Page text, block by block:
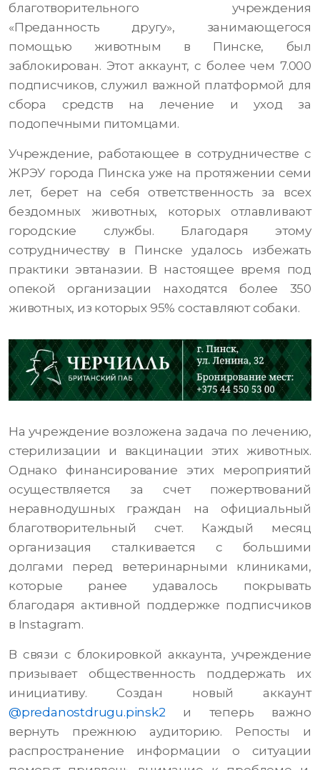
благотворительного учреждения
«Преданность другу», занимающегося
помощью животным в Пинске, был
заблокирован. Этот аккаунт, с более чем 7.000
подписчиков, служил важной платформой для
сбора средств на лечение и уход за
подопечными питомцами.
Учреждение, работающее в сотрудничестве с
ЖРЭУ города Пинска уже на протяжении семи
лет, берет на себя ответственность за всех
бездомных животных, которых отлавливают
городские службы. Благодаря этому
сотрудничеству в Пинске удалось избежать
практики эвтаназии. В настоящее время под
опекой организации находятся более 350
животных, из которых 95% составляют собаки.
На учреждение возложена задача по лечению,
стерилизации и вакцинации этих животных.
Однако финансирование этих мероприятий
осуществляется за счет пожертвований
неравнодушных граждан на официальный
благотворительный счет. Каждый месяц
организация сталкивается с большими
долгами перед ветеринарными клиниками,
которые ранее удавалось покрывать
благодаря активной поддержке подписчиков
в Instagram.
В связи с блокировкой аккаунта, учреждение
призывает общественность поддержать их
инициативу. Создан новый аккаунт
@predanostdrugu.pinsk2 и теперь важно
вернуть прежнюю аудиторию. Репосты и
распространение информации о ситуации